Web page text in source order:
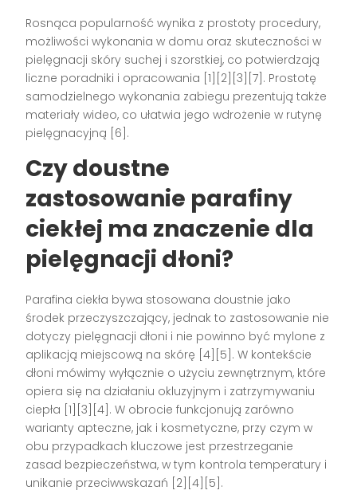
Rosnąca popularność wynika z prostoty procedury,
możliwości wykonania w domu oraz skuteczności w
pielęgnacji skóry suchej i szorstkiej, co potwierdzają
liczne poradniki i opracowania [1][2][3][7]. Prostotę
samodzielnego wykonania zabiegu prezentują także
materiały wideo, co ułatwia jego wdrożenie w rutynę
pielęgnacyjną [6].
Czy doustne
zastosowanie parafiny
ciekłej ma znaczenie dla
pielęgnacji dłoni?
Parafina ciekła bywa stosowana doustnie jako
środek przeczyszczający, jednak to zastosowanie nie
dotyczy pielęgnacji dłoni i nie powinno być mylone z
aplikacją miejscową na skórę [4][5]. W kontekście
dłoni mówimy wyłącznie o użyciu zewnętrznym, które
opiera się na działaniu okluzyjnym i zatrzymywaniu
ciepła [1][3][4]. W obrocie funkcjonują zarówno
warianty apteczne, jak i kosmetyczne, przy czym w
obu przypadkach kluczowe jest przestrzeganie
zasad bezpieczeństwa, w tym kontrola temperatury i
unikanie przeciwwskazań [2][4][5].